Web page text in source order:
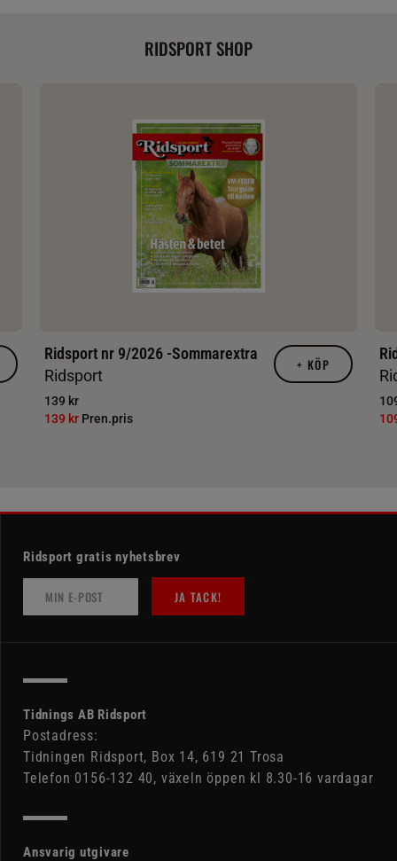
RIDSPORT SHOP
Ridsport nr 9/2026 -Sommarextra
Ridsport
139 kr
139 kr Pren.pris
+ KÖP
Ridsport gratis nyhetsbrev
JA TACK!
Tidnings AB Ridsport
Postadress:
Tidningen Ridsport, Box 14, 619 21 Trosa
Telefon 0156-132 40, växeln öppen kl 8.30-16 vardagar
Ansvarig utgivare